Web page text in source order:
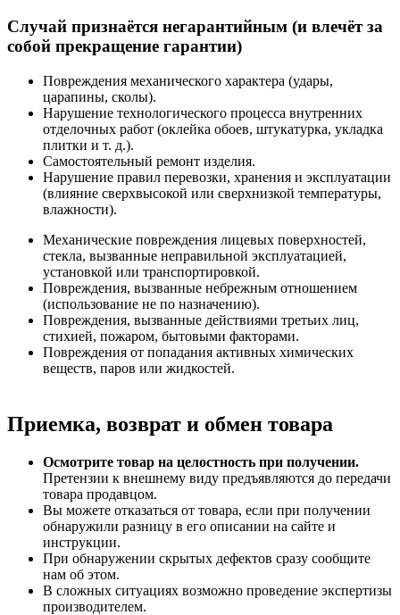
Случай признаётся негарантийным (и влечёт за
собой прекращение гарантии)
Повреждения механического характера (удары,
царапины, сколы).
Нарушение технологического процесса внутренних
отделочных работ (оклейка обоев, штукатурка, укладка
плитки и т. д.).
Самостоятельный ремонт изделия.
Нарушение правил перевозки, хранения и эксплуатации
(влияние сверхвысокой или сверхнизкой температуры,
влажности).
Механические повреждения лицевых поверхностей,
стекла, вызванные неправильной эксплуатацией,
установкой или транспортировкой.
Повреждения, вызванные небрежным отношением
(использование не по назначению).
Повреждения, вызванные действиями третьих лиц,
стихией, пожаром, бытовыми факторами.
Повреждения от попадания активных химических
веществ, паров или жидкостей.
Приемка, возврат и обмен товара
Осмотрите товар на целостность при получении.
Претензии к внешнему виду предъявляются до передачи
товара продавцом.
Вы можете отказаться от товара, если при получении
обнаружили разницу в его описании на сайте и
инструкции.
При обнаружении скрытых дефектов сразу сообщите
нам об этом.
В сложных ситуациях возможно проведение экспертизы
производителем.